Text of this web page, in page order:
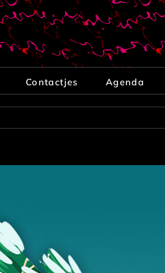
Contactjes Agenda